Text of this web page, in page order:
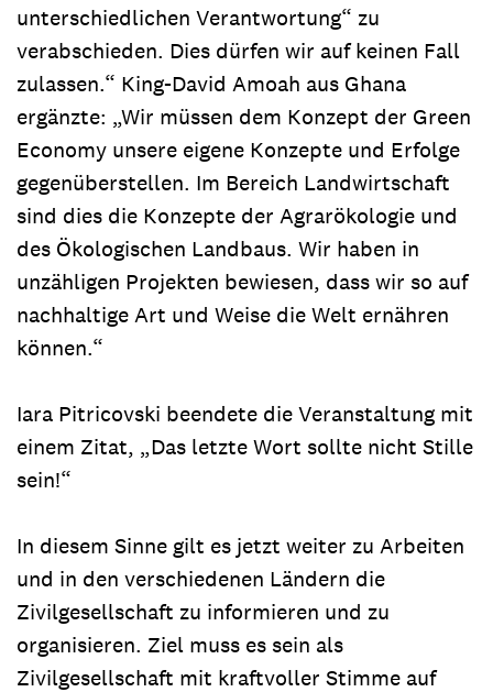
unterschiedlichen Verantwortung“ zu
verabschieden. Dies dürfen wir auf keinen Fall
zulassen.“ King-David Amoah aus Ghana
ergänzte: „Wir müssen dem Konzept der Green
Economy unsere eigene Konzepte und Erfolge
gegenüberstellen. Im Bereich Landwirtschaft
sind dies die Konzepte der Agrarökologie und
des Ökologischen Landbaus. Wir haben in
unzähligen Projekten bewiesen, dass wir so auf
nachhaltige Art und Weise die Welt ernähren
können.“
Iara Pitricovski beendete die Veranstaltung mit
einem Zitat, „Das letzte Wort sollte nicht Stille
sein!“
In diesem Sinne gilt es jetzt weiter zu Arbeiten
und in den verschiedenen Ländern die
Zivilgesellschaft zu informieren und zu
organisieren. Ziel muss es sein als
Zivilgesellschaft mit kraftvoller Stimme auf